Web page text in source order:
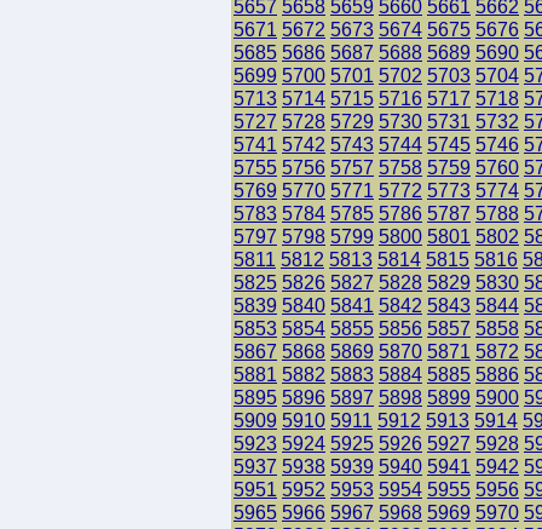
5657 5658 5659 5660 5661 5662
5671 5672 5673 5674 5675 5676
5685 5686 5687 5688 5689 5690
5699 5700 5701 5702 5703 5704
5713 5714 5715 5716 5717 5718
5727 5728 5729 5730 5731 5732
5741 5742 5743 5744 5745 5746
5755 5756 5757 5758 5759 5760
5769 5770 5771 5772 5773 5774
5783 5784 5785 5786 5787 5788
5797 5798 5799 5800 5801 5802
5811 5812 5813 5814 5815 5816
5825 5826 5827 5828 5829 5830
5839 5840 5841 5842 5843 5844
5853 5854 5855 5856 5857 5858
5867 5868 5869 5870 5871 5872
5881 5882 5883 5884 5885 5886
5895 5896 5897 5898 5899 5900
5909 5910 5911 5912 5913 5914
5923 5924 5925 5926 5927 5928
5937 5938 5939 5940 5941 5942
5951 5952 5953 5954 5955 5956
5965 5966 5967 5968 5969 5970